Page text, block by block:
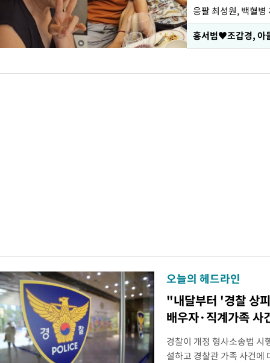
응팔 최성원, 백혈
홍서범♥조갑경, 아
오늘의 헤드라인
"내달부터 '경찰 상
배우자·직계가족 사
경찰이 개정 형사소송법 시
설하고 경찰관 가족 사건에